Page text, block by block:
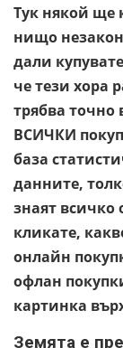
Тук някой ще
нищо
дали
че тези хора
трябва
ВСИЧКИ
база
данните,
знаят всичко
кликате,
онлайн
офлан
картинка
Земята е